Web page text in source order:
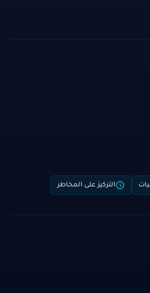
التركيز على المخاطر